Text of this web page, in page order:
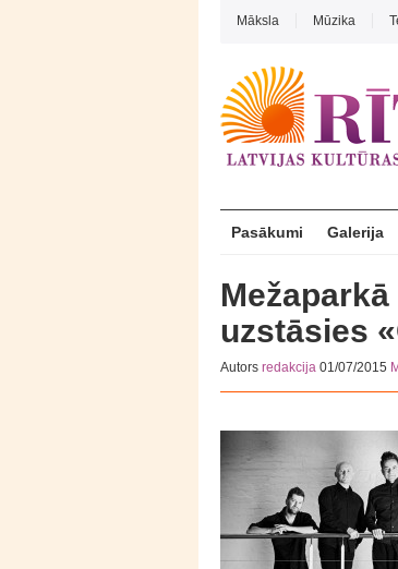
Māksla Mūzika
Pasākumi Galerija
uzstāsies
Autors redakcija 01/07/2015